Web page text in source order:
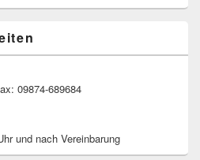
09874-689684
und nach Vereinbarung